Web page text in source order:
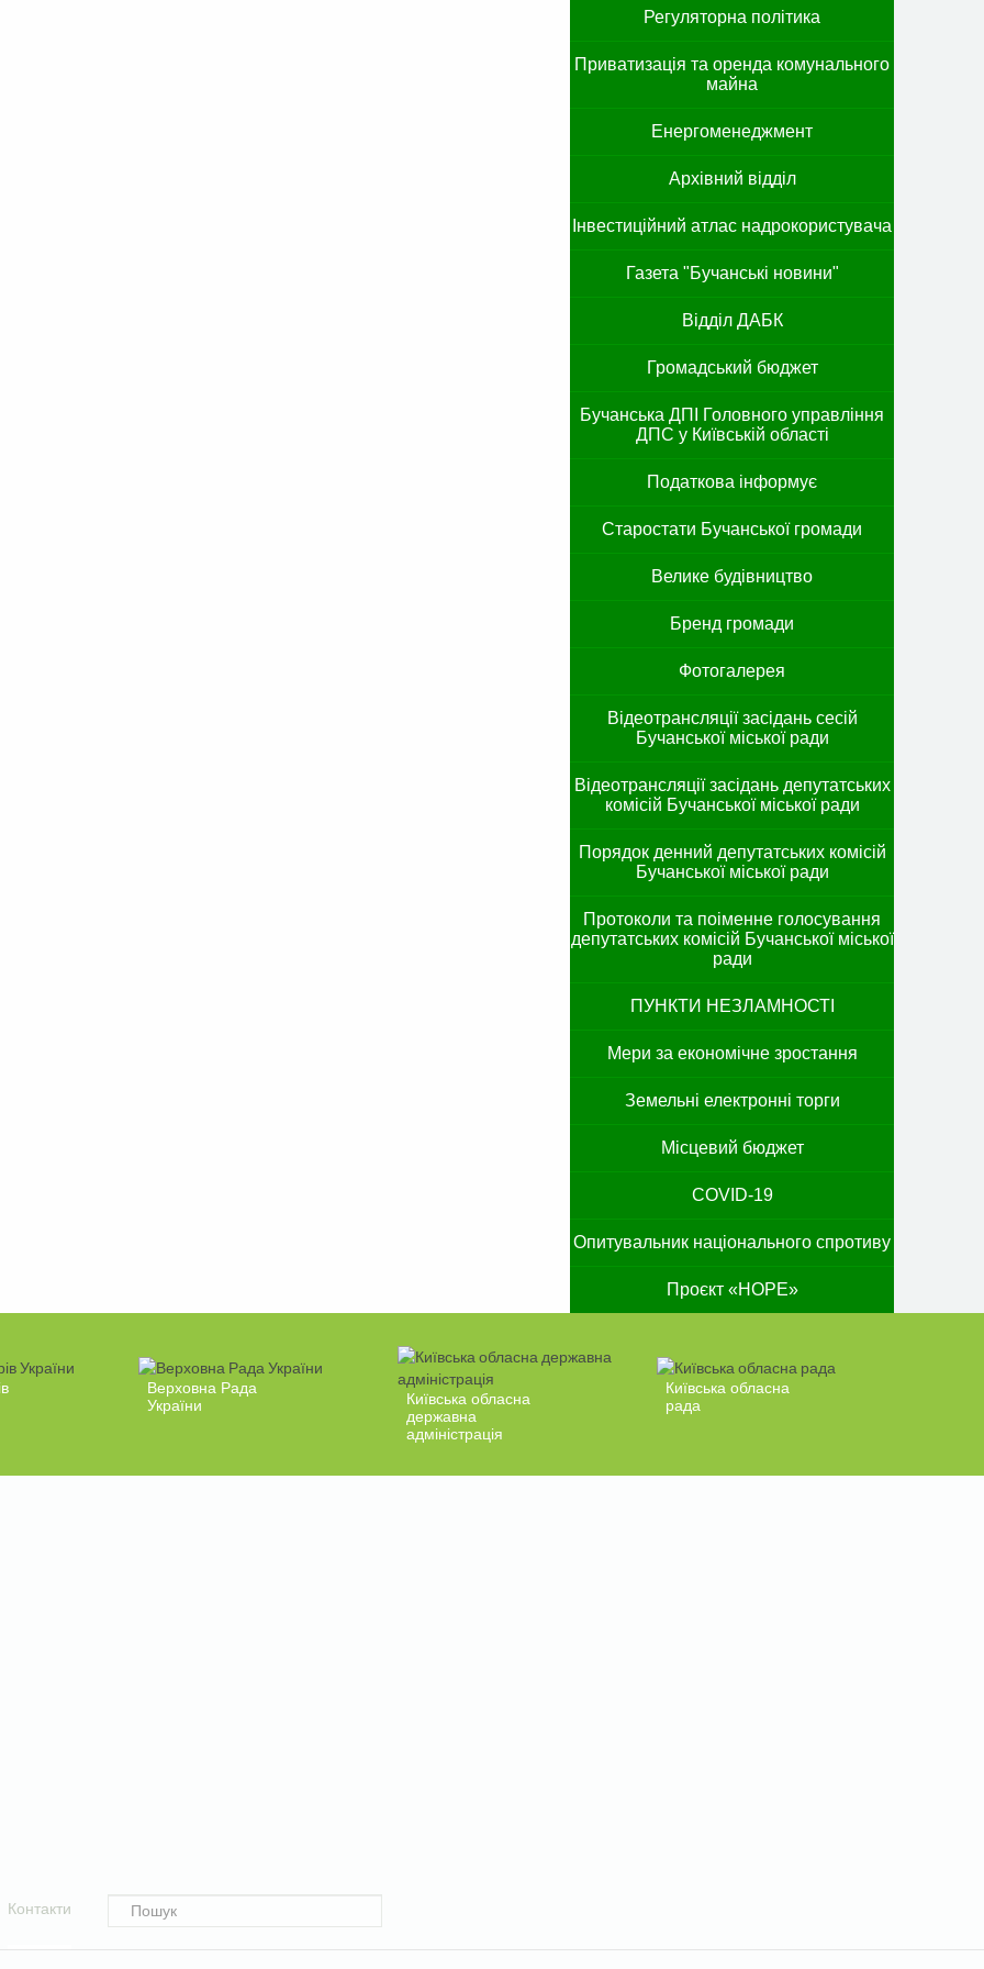
Регуляторна політика
Приватизація та оренда комунального
майна
Енергоменеджмент
Архівний відділ
Інвестиційний атлас надрокористувача
Газета "Бучанські новини"
Відділ ДАБК
Громадський бюджет
Бучанська ДПІ Головного управління
ДПС у Київській області
Податкова інформує
Старостати Бучанської громади
Велике будівництво
Бренд громади
Фотогалерея
Відеотрансляції засідань сесій
Бучанської міської ради
Відеотрансляції засідань депутатських
комісій Бучанської міської ради
Порядок денний депутатських комісій
Бучанської міської ради
Протоколи та поіменне голосування
депутатських комісій Бучанської міської
ради
ПУНКТИ НЕЗЛАМНОСТІ
Мери за економічне зростання
Земельні електронні торги
Місцевий бюджет
COVID-19
Опитувальник національного спротиву
Проєкт «HOPE»
Верховна Рада
України
Київська обласна
державна
адміністрація
Київська обласна
рада
Контакти